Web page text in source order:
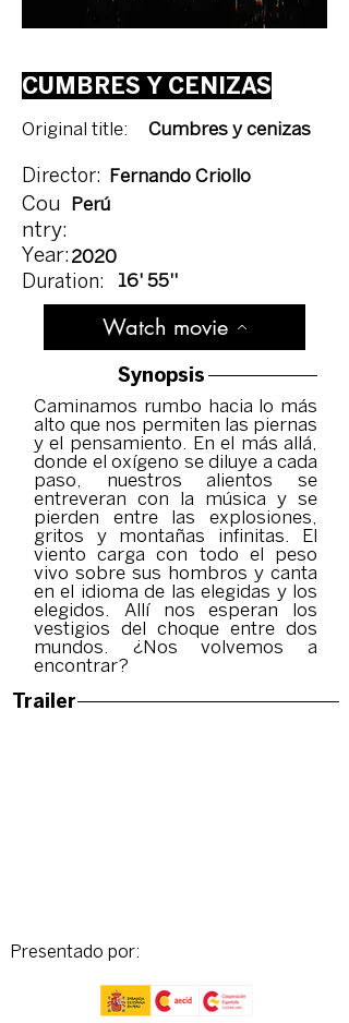
CUMBRES Y CENIZAS
Original title: Cumbres y cenizas
Director: Fernando Criollo
Cou
ntry:
Year:
Perú
2020
Duration: 16' 55''
Watch movie
Synopsis
Caminamos rumbo hacia lo más
alto que nos permiten las piernas
y el pensamiento. En el más allá,
donde el oxígeno se diluye a cada
paso, nuestros alientos se
entreveran con la música y se
pierden entre las explosiones,
gritos y montañas infinitas. El
viento carga con todo el peso
vivo sobre sus hombros y canta
en el idioma de las elegidas y los
elegidos. Allí nos esperan los
vestigios del choque entre dos
mundos. ¿Nos volvemos a
encontrar?
Trailer
Presentado por: